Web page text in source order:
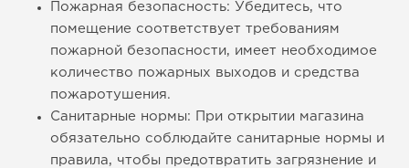
Пожарная безопасность: Убедитесь, что
помещение соответствует требованиям
пожарной безопасности, имеет необходимое
количество пожарных выходов и средства
пожаротушения.
Санитарные нормы: При открытии магазина
обязательно соблюдайте санитарные нормы и
правила, чтобы предотвратить загрязнение и